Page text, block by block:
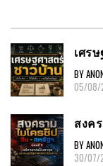
เศร
BY
05/08/
สงค
BY
30/07/